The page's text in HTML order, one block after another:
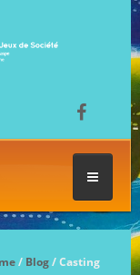
/ Blog/ Casting